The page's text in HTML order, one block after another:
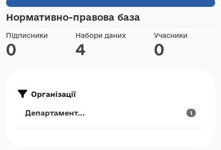
Нормативно-правова база
Підписники
0
Набори даних
4
Учасники
0
Організації
Департамент... 1